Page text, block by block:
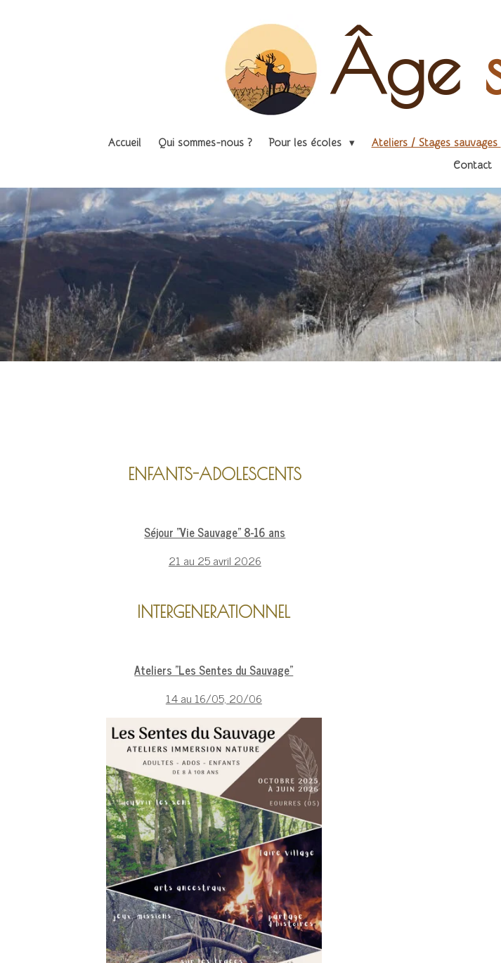
Âge
Accueil Qui sommes-nous ? Pour les écoles Ateliers / Stages sauvages
Contact
ENFANTS-ADOLESCENTS
Séjour "Vie Sauvage" 8-16 ans
21 au 25 avril 2026
INTERGENERATIONNEL
Ateliers "Les Sentes du Sauvage"
14 au 16/05, 20/06